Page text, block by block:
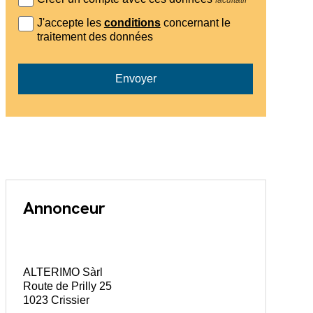
J'accepte les conditionsconcernant le
traitement des données
Envoyer
Annonceur
ALTERIMO Sàrl
Route de Prilly 25
1023 Crissier